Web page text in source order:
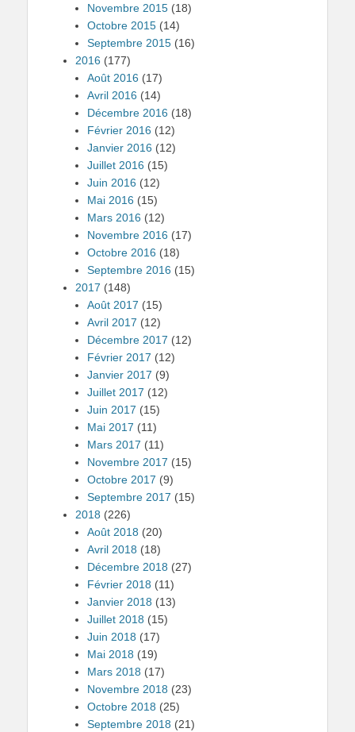
Novembre 2015 (18)
Octobre 2015 (14)
Septembre 2015 (16)
2016 (177)
Août 2016 (17)
Avril 2016 (14)
Décembre 2016 (18)
Février 2016 (12)
Janvier 2016 (12)
Juillet 2016 (15)
Juin 2016 (12)
Mai 2016 (15)
Mars 2016 (12)
Novembre 2016 (17)
Octobre 2016 (18)
Septembre 2016 (15)
2017 (148)
Août 2017 (15)
Avril 2017 (12)
Décembre 2017 (12)
Février 2017 (12)
Janvier 2017 (9)
Juillet 2017 (12)
Juin 2017 (15)
Mai 2017 (11)
Mars 2017 (11)
Novembre 2017 (15)
Octobre 2017 (9)
Septembre 2017 (15)
2018 (226)
Août 2018 (20)
Avril 2018 (18)
Décembre 2018 (27)
Février 2018 (11)
Janvier 2018 (13)
Juillet 2018 (15)
Juin 2018 (17)
Mai 2018 (19)
Mars 2018 (17)
Novembre 2018 (23)
Octobre 2018 (25)
Septembre 2018 (21)